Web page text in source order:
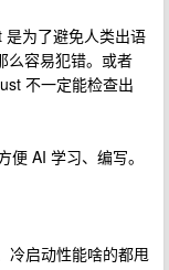
为了避免人类出语
么容易犯错。或者
不一定能检查出
AI 学习、编写。
冷启动性能啥的都甩